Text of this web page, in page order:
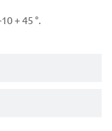
+ 45 °.